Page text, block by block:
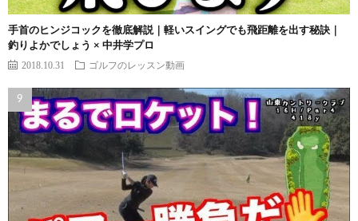
手首のヒンジコックを徹底解説｜軽いスイングでも飛距離を出す秘訣｜
釣りよかでしょう × 中井学プロ
2018.10.31 ゴルフのレッスン動画